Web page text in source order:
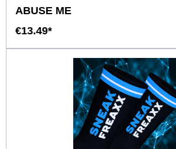
ABUSE ME
€13.49*